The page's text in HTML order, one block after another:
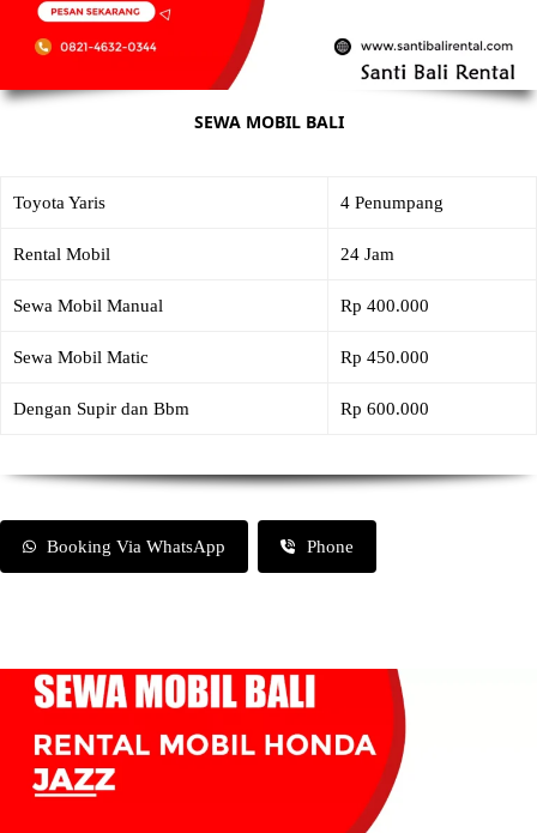
SEWA MOBIL BALI
Toyota Yaris 4 Penumpang
Rental Mobil 24 Jam
Sewa Mobil Manual Rp 400.000
Sewa Mobil Matic Rp 450.000
Dengan Supir dan Bbm Rp 600.000
Booking Via WhatsApp Phone